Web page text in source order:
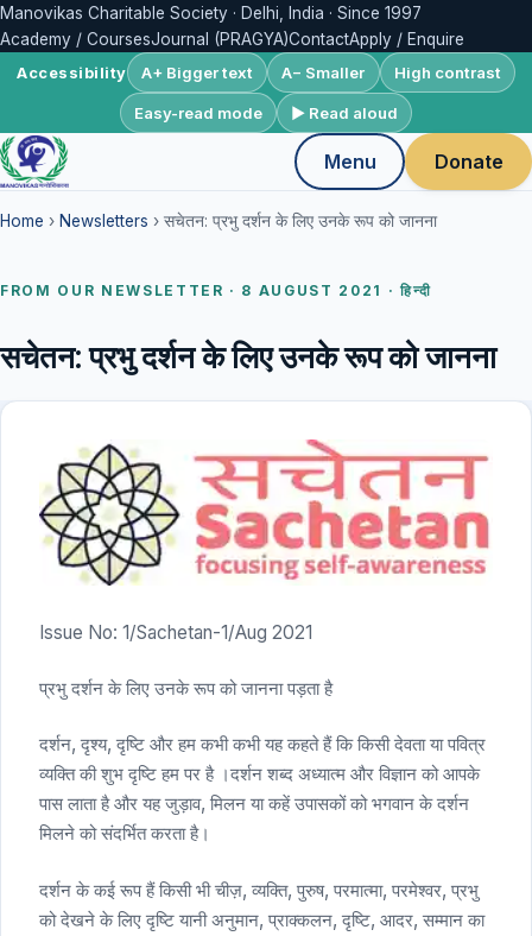
Manovikas Charitable Society · Delhi, India · Since 1997
Academy / CoursesJournal (PRAGYA)ContactApply / Enquire
Accessibility A+ Bigger text A− Smaller High contrast
Easy-read mode ▶ Read aloud
Menu Donate
Home › Newsletters › सचेतन: प्रभु दर्शन के लिए उनके रूप को जानना
FROM OUR NEWSLETTER · 8 AUGUST 2021 · हिन्दी
सचेतन: प्रभु दर्शन के लिए उनके रूप को जानना
Issue No: 1/Sachetan-1/Aug 2021
प्रभु दर्शन के लिए उनके रूप को जानना पड़ता है
दर्शन, दृश्य, दृष्टि और हम कभी कभी यह कहते हैं कि किसी देवता या पवित्र
व्यक्ति की शुभ दृष्टि हम पर है ।दर्शन शब्द अध्यात्म और विज्ञान को आपके
पास लाता है और यह जुड़ाव, मिलन या कहें उपासकों को भगवान के दर्शन
मिलने को संदर्भित करता है।
दर्शन के कई रूप हैं किसी भी चीज़, व्यक्ति, पुरुष, परमात्मा, परमेश्वर, प्रभु
को देखने के लिए दृष्टि यानी अनुमान, प्राक्कलन, दृष्टि, आदर, सम्मान का